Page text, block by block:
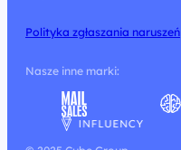
Nasze inne marki:
Polityka zgłaszania naruszeń